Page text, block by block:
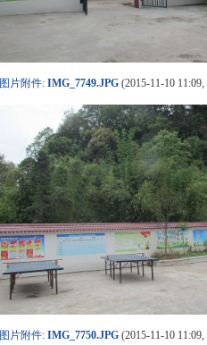
图片附件:IMG_7749.JPG (2015-11-10
图片附件:IMG_7750.JPG (2015-11-10